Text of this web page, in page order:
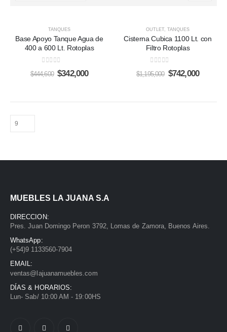
TANQUES
Base Apoyo Tanque Agua de
400 a 600 Lt. Rotoplas
out of 5
$444,600 Original
price
$342,000Current
OUTLET, TANQUES
Cisterna Cubica 1100 Lt. con
Filtro Rotoplas
out of 5
$1,195,000 Original
price
$742,000Current
MUEBLES LA JUANA S.A
DIRECCION:
Pres. Juan Domingo Peron 3792, Lomas de Zamora, Buenos Aires.
WhatsApp:
(+54)9 1133560-7904
EMAIL:
ventas@lajuanamuebles.com
DÍAS & HORARIOS:
Lun- Sab/ 10:00 AM - 19:00HS